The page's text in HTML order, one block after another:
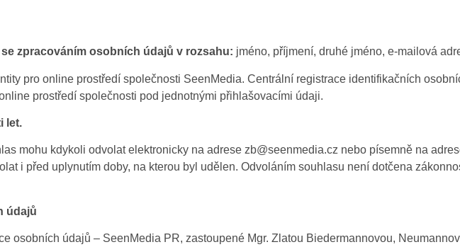
zpracováním osobních údajů v rozsahu: jméno, příjmení, druhé jméno, e-mailová
pro online prostředí společnosti SeenMedia. Centrální registrace identifikačních
prostředí společnosti pod jednotnými přihlašovacími údaji.
let.
mohu kdykoli odvolat elektronicky na adrese zb@seenmedia.cz nebo písemně na
i před uplynutím doby, na kterou byl udělen. Odvoláním souhlasu není dotčena
údajů
osobních údajů – SeenMedia PR, zastoupené Mgr. Zlatou Biedermannovou,